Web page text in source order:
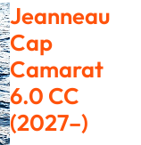
Jeanneau
Cap
Camarat
6.0 CC
(2027–)